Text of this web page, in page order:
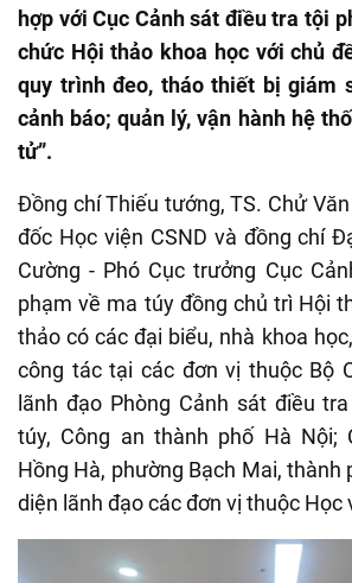
hợp với Cục Cảnh sát điều tra tội
chức Hội thảo khoa học với chủ
quy trình đeo, tháo thiết bị giám
cảnh báo; quản lý, vận hành hệ
tử”.
Đồng chí Thiếu tướng, TS. Chử
đốc Học viện CSND và đồng chí
Cường - Phó Cục trưởng Cục
phạm về ma túy đồng chủ trì Hội
thảo có các đại biểu, nhà khoa
công tác tại các đơn vị thuộc Bộ
lãnh đạo Phòng Cảnh sát điều
túy, Công an thành phố Hà Nội;
Hồng Hà, phường Bạch Mai, thành
diện lãnh đạo các đơn vị thuộc Học